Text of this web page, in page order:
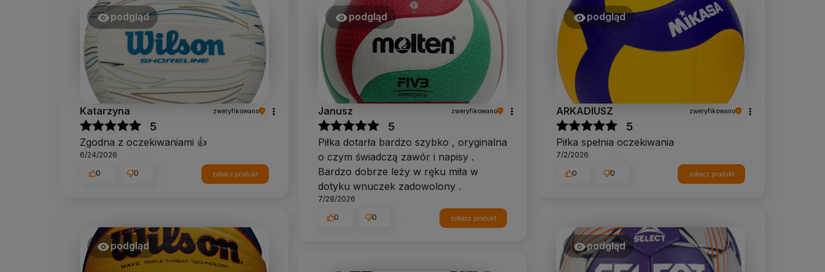
podgląd
Katarzyna zweryfikowano
5
Zgodna z oczekiwaniami 👍️
6/24/2026
0 0 zobacz produkt
podgląd
Janusz zweryfikowano
5
Piłka dotarła bardzo szybko , oryginalna
o czym świadczą zawór i napisy .
Bardzo dobrze leży w ręku miła w
dotyku wnuczek zadowolony .
7/28/2026
0 0 zobacz produkt
podgląd
ARKADIUSZ zweryfikowano
5
Piłka spełnia oczekiwania
7/2/2026
0 0 zobacz produkt
podgląd podgląd